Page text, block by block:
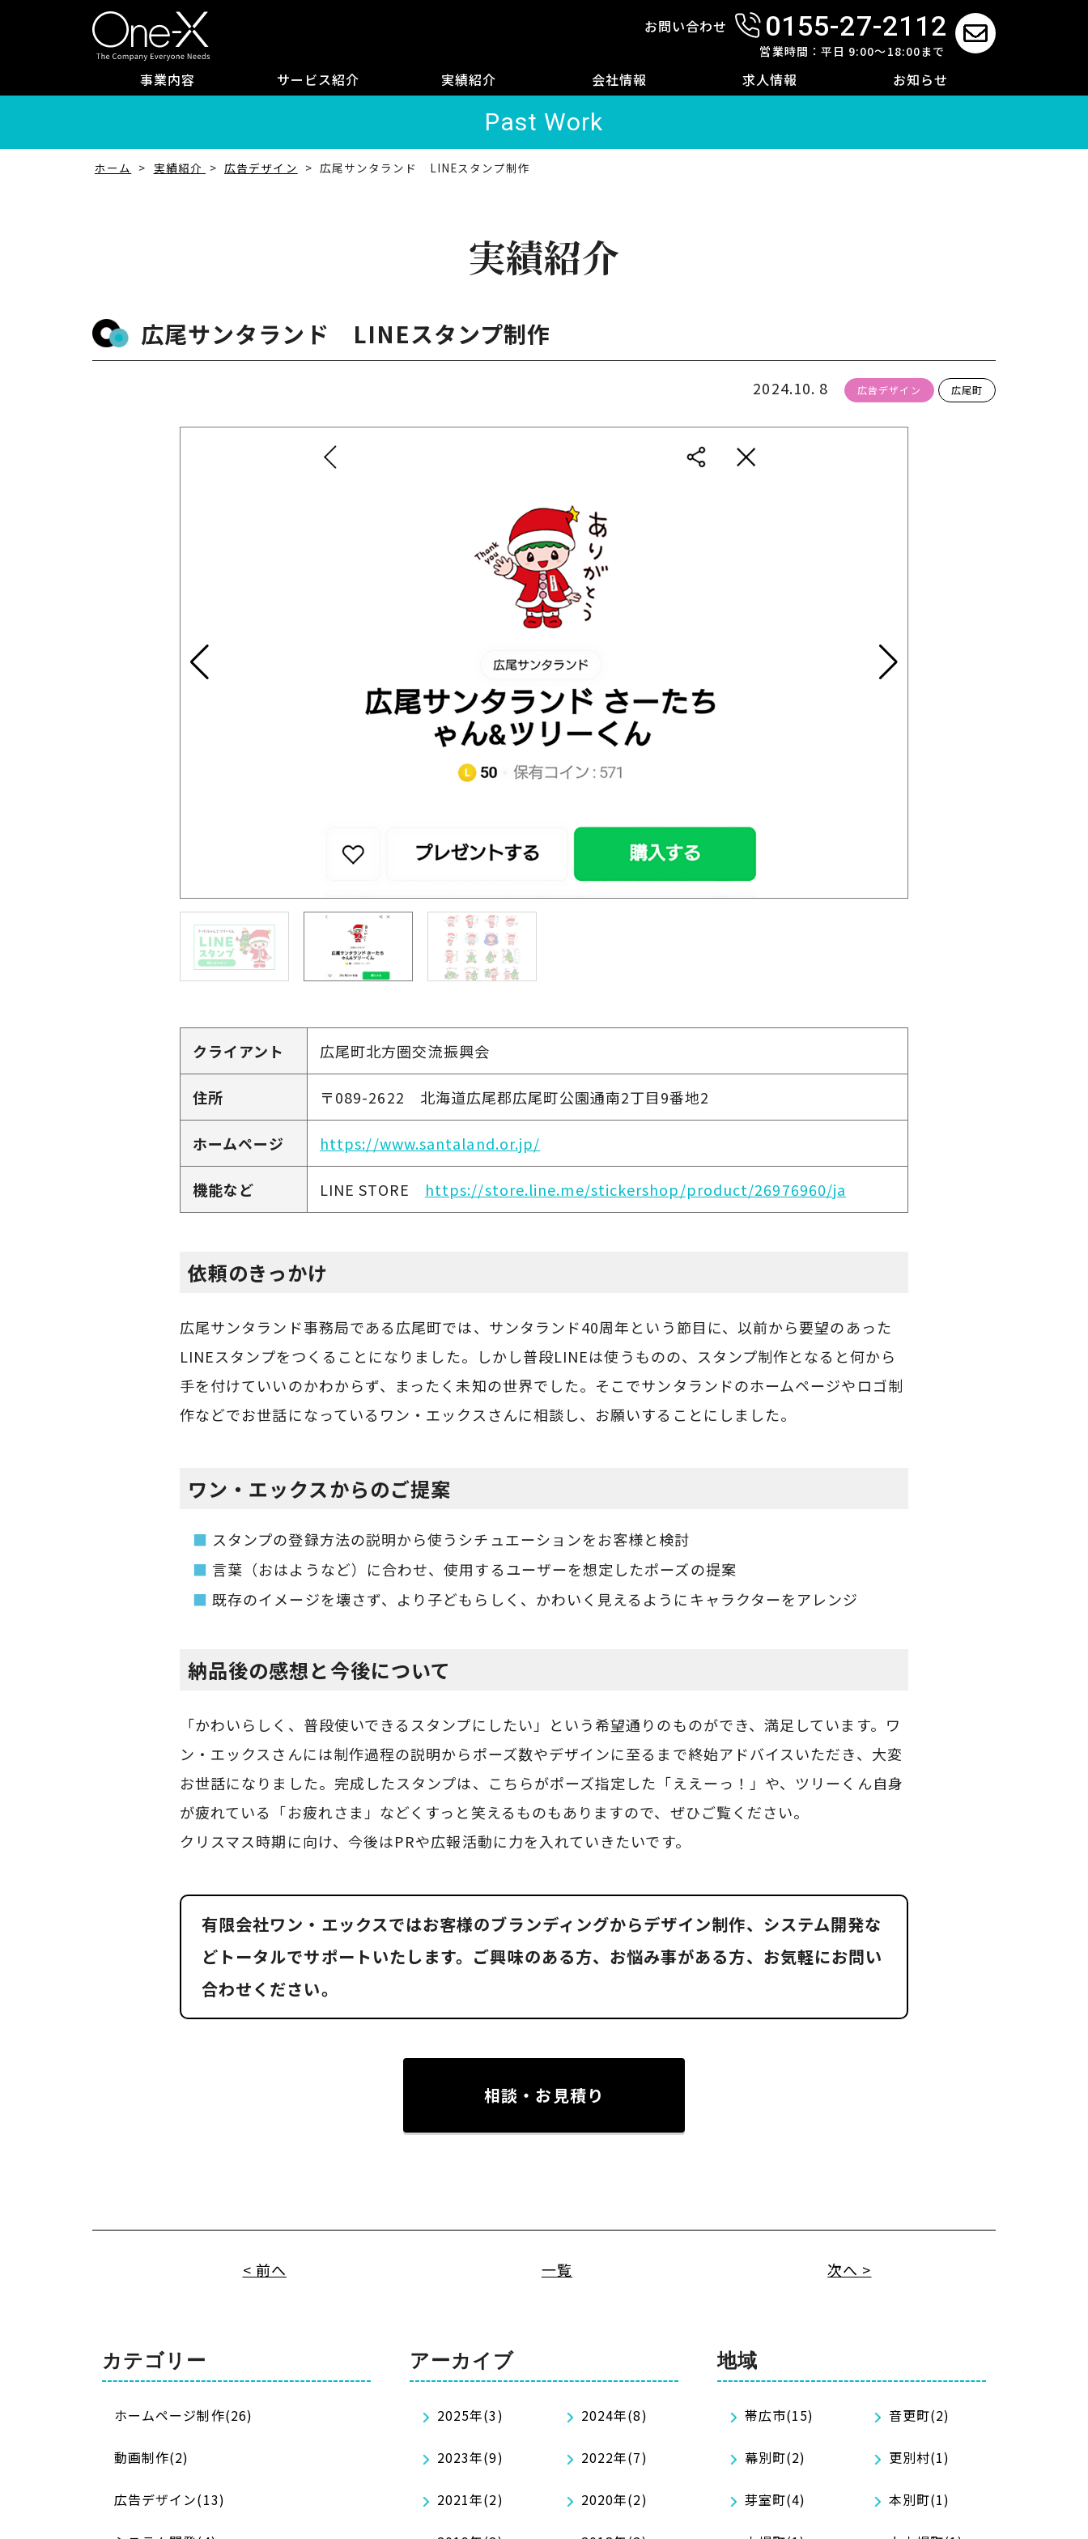
お問い合わせ 0155-27-2112
営業時間：平日 9:00～18:00まで
事業内容 サービス紹介 実績紹介 会社情報 求人情報 お知らせ
Past Work
ホーム 実績紹介 広告デザイン 広尾サンタランド LINEスタンプ制作
実績紹介
広尾サンタランド LINEスタンプ制作
2024.10. 8 広告デザイン 広尾町
クライアント 広尾町北方圏交流振興会
住所 〒089-2622 北海道広尾郡広尾町公園通南2丁目9番地2
ホームページ https://www.santaland.or.jp/
機能など LINE STORE https://store.line.me/stickershop/product/26976960/ja
依頼のきっかけ
広尾サンタランド事務局である広尾町では、サンタランド40周年という節目に、以前から要望のあった
LINEスタンプをつくることになりました。しかし普段LINEは使うものの、スタンプ制作となると何から
手を付けていいのかわからず、まったく未知の世界でした。そこでサンタランドのホームページやロゴ制
作などでお世話になっているワン・エックスさんに相談し、お願いすることにしました。
ワン・エックスからのご提案
スタンプの登録方法の説明から使うシチュエーションをお客様と検討
言葉（おはようなど）に合わせ、使用するユーザーを想定したポーズの提案
既存のイメージを壊さず、より子どもらしく、かわいく見えるようにキャラクターをアレンジ
納品後の感想と今後について
「かわいらしく、普段使いできるスタンプにしたい」という希望通りのものができ、満足しています。ワ
ン・エックスさんには制作過程の説明からポーズ数やデザインに至るまで終始アドバイスいただき、大変
お世話になりました。完成したスタンプは、こちらがポーズ指定した「ええーっ！」や、ツリーくん自身
が疲れている「お疲れさま」などくすっと笑えるものもありますので、ぜひご覧ください。
クリスマス時期に向け、今後はPRや広報活動に力を入れていきたいです。
有限会社ワン・エックスではお客様のブランディングからデザイン制作、システム開発な
どトータルでサポートいたします。ご興味のある方、お悩み事がある方、お気軽にお問い
合わせください。
相談・お見積り
< 前へ 一覧 次へ >
カテゴリー
ホームページ制作(26)
動画制作(2)
広告デザイン(13)
アーカイブ
2025年(3) 2024年(8)
2023年(9) 2022年(7)
2021年(2) 2020年(2)
地域
帯広市(15) 音更町(2)
幕別町(2) 更別村(1)
芽室町(4) 本別町(1)